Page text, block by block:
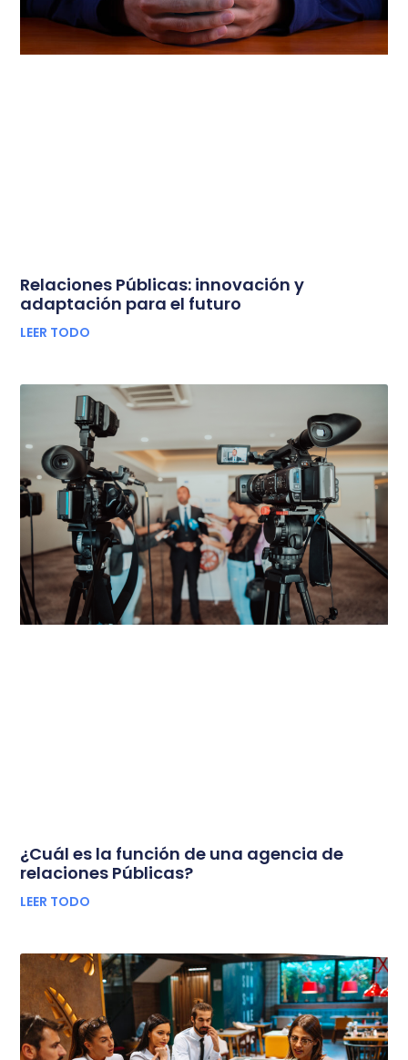
Relaciones Públicas: innovación y
adaptación para el futuro
LEER TODO
¿Cuál es la función de una agencia de
relaciones Públicas?
LEER TODO